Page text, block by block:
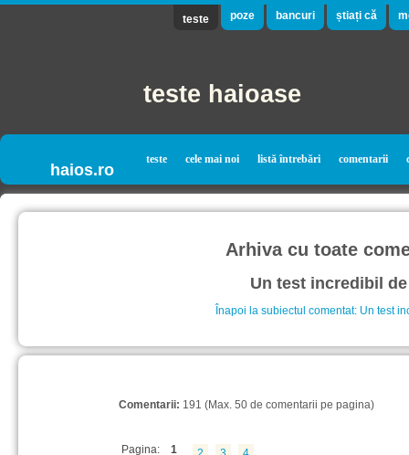
teste poze bancuri știați că
teste haioase
haios.ro
teste cele mai noi listă întrebări comentarii
Arhiva cu toate
Un test incredibil
Înapoi la subiectul comentat: Un test
Comentarii: 191 (Max. 50 de comentarii pe pagina)
Pagina: 1